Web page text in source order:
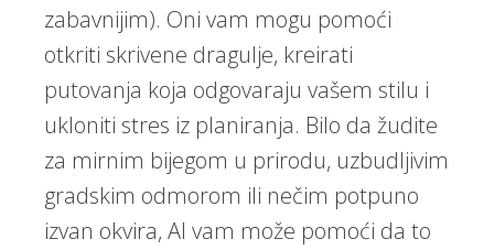
zabavnijim). Oni vam mogu pomoći
otkriti skrivene dragulje, kreirati
putovanja koja odgovaraju vašem stilu i
ukloniti stres iz planiranja. Bilo da žudite
za mirnim bijegom u prirodu, uzbudljivim
gradskim odmorom ili nečim potpuno
izvan okvira, AI vam može pomoći da to